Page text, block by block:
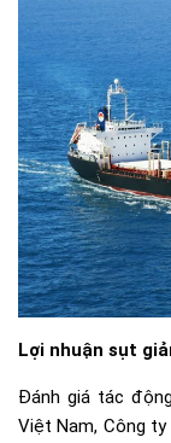
Lợi nhuận sụt
Đánh giá tác
Việt Nam, Công ty